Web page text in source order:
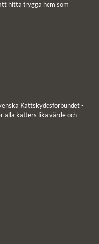
hitta trygga hem som
Kattskyddsförbundet -
alla katters lika värde och